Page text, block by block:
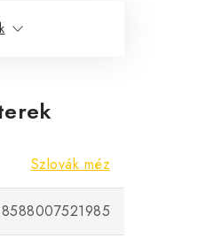
Szlovák méz
8588007521985